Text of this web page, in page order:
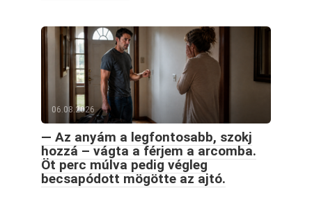
06.08.2026
— Az anyám a legfontosabb, szokj
hozzá – vágta a férjem a arcomba.
Öt perc múlva pedig végleg
becsapódott mögötte az ajtó.